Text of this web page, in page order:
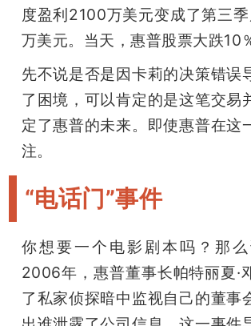
度盈利2100万美元变成了第三
万美元。当天，惠普股票大跌10
先不说是否是因卡莉的决策错误
了困境，可以肯定的是这笔交易
定了惠普的未来。即使惠普在这
注。
“电话门”事件
你想要一个电影剧本吗？那么
2006年，惠普董事长帕特丽夏·
了私家侦探暗中监视自己的董事